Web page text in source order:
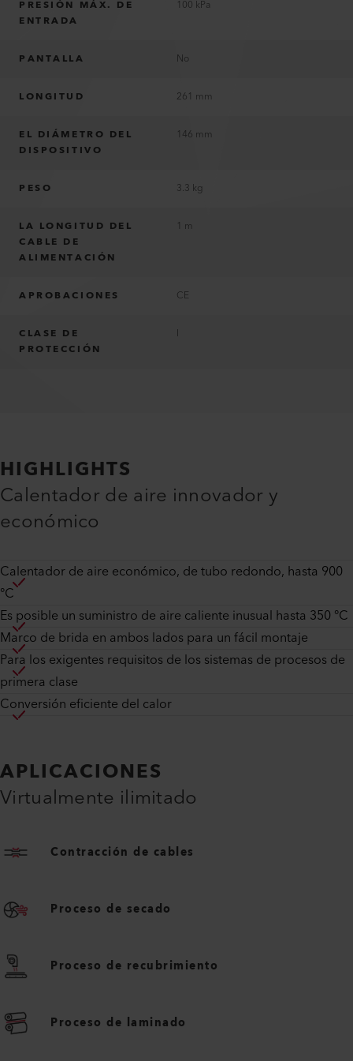
PRESIÓN MÁX. DE
ENTRADA
100 kPa
PANTALLA No
LONGITUD 261 mm
EL DIÁMETRO DEL
DISPOSITIVO
146 mm
PESO 3.3 kg
LA LONGITUD DEL
CABLE DE
ALIMENTACIÓN
1 m
APROBACIONES CE
CLASE DE
PROTECCIÓN
I
HIGHLIGHTS
Calentador de aire innovador y
económico
Calentador de aire económico, de tubo redondo, hasta 900
°C
Es posible un suministro de aire caliente inusual hasta 350 °C
Marco de brida en ambos lados para un fácil montaje
Para los exigentes requisitos de los sistemas de procesos de
primera clase
Conversión eficiente del calor
APLICACIONES
Virtualmente ilimitado
Contracción de cables
Proceso de secado
Proceso de recubrimiento
Proceso de laminado